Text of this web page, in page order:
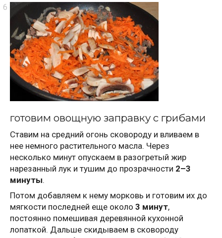
готовим овощную заправку с грибами
Ставим на средний огонь сковороду и вливаем в
нее немного растительного масла. Через
несколько минут опускаем в разогретый жир
нарезанный лук и тушим до прозрачности 2–3
минуты.
Потом добавляем к нему морковь и готовим их до
мягкости последней еще около 3 минут,
постоянно помешивая деревянной кухонной
лопаткой. Дальше скидываем в сковороду